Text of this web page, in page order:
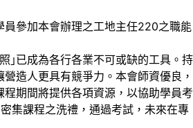
員參加本會辦理之工地主任220之職能
｣已成為各行各業不可或缺的工具。持
造人更具有競爭力。本會師資優良，
期間將提供各項資源，以協助學員考
集課程之洗禮，通過考試，未來在專